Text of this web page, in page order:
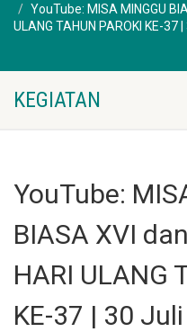
YouTube: MISA MINGGU
ULANG TAHUN PAROKI KE-
KEGIATAN
YouTube:
BIASA XVI
HARI ULANG
KE-37 | 30